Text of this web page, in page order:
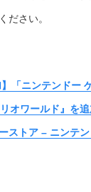
ださい。
】「ニンテンドー
オワールド』を追
ストア – ニンテ